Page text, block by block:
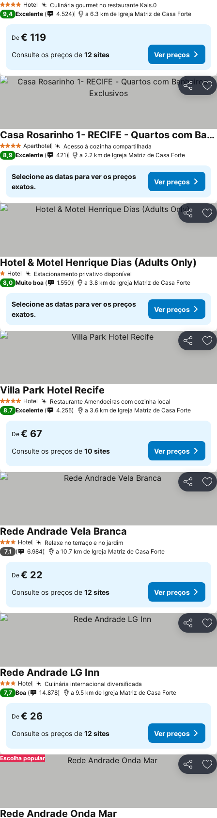
4 EstrelasHotel Culinária gourmet no restaurante Kais.0
9,4 Excelente 4.524 a 6.3 km de Igreja Matriz de Casa Forte
De € 119
Consulte os preços de 12 sites Ver preços
Partilhar
4 EstrelasAparthotel Acesso à cozinha compartilhada
Casa Rosarinho 1- RECIFE - Quartos com Banheiros Exclusivos
8,9 Excelente 421 a 2.2 km de Igreja Matriz de Casa Forte
Selecione as datas para ver os preços
exatos.
Ver preços
Partilhar
1 Estrelas
Hotel Estacionamento privativo disponível
Hotel & Motel Henrique Dias (Adults Only)
8,0 Muito boa 1.550 a 3.8 km de Igreja Matriz de Casa Forte
Selecione as datas para ver os preços
exatos.
Ver preços
Partilhar
4 EstrelasHotel Restaurante Amendoeiras com cozinha local
Villa Park Hotel Recife
8,7 Excelente 4.255 a 3.6 km de Igreja Matriz de Casa Forte
De € 67
Consulte os preços de 10 sites Ver preços
Partilhar
3 EstrelasHotel Relaxe no terraço e no jardim
Rede Andrade Vela Branca
7,1 6.984 a 10.7 km de Igreja Matriz de Casa Forte
De € 22
Consulte os preços de 12 sites Ver preços
Partilhar
3 EstrelasHotel Culinária internacional diversificada
Rede Andrade LG Inn
7,7 Boa 14.878 a 9.5 km de Igreja Matriz de Casa Forte
De € 26
Consulte os preços de 12 sites Ver preços
Partilhar
Escolha popular
Rede Andrade Onda Mar